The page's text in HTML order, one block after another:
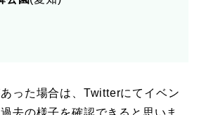
った場合は、Twitterにてイベン
去の様子を確認できると思いま